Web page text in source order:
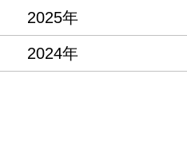
2025年
2024年